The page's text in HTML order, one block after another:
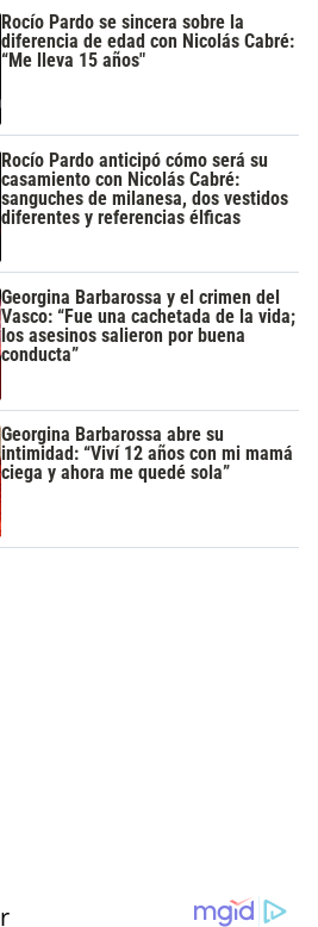
Rocío Pardo se sincera sobre la
diferencia de edad con Nicolás Cabré:
“Me lleva 15 años"
Rocío Pardo anticipó cómo será su
casamiento con Nicolás Cabré:
sanguches de milanesa, dos vestidos
diferentes y referencias élficas
Georgina Barbarossa y el crimen del
Vasco: “Fue una cachetada de la vida;
los asesinos salieron por buena
conducta”
Georgina Barbarossa abre su
intimidad: “Viví 12 años con mi mamá
ciega y ahora me quedé sola”